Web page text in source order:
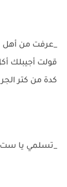
_عرفت من أهل
قولت أجيبلك
كدة من كتر
_تسلمي يا